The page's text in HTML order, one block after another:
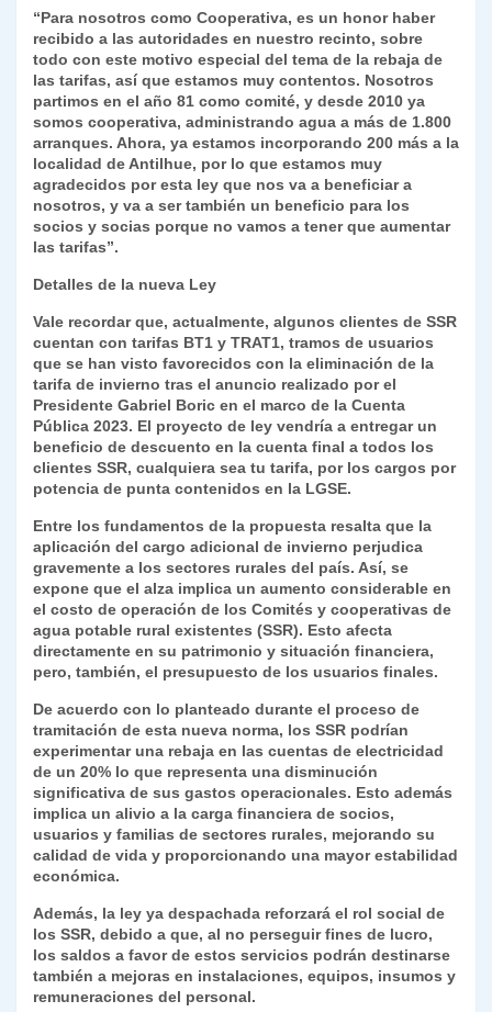
“Para nosotros como Cooperativa, es un honor haber
recibido a las autoridades en nuestro recinto, sobre
todo con este motivo especial del tema de la rebaja de
las tarifas, así que estamos muy contentos. Nosotros
partimos en el año 81 como comité, y desde 2010 ya
somos cooperativa, administrando agua a más de 1.800
arranques. Ahora, ya estamos incorporando 200 más a la
localidad de Antilhue, por lo que estamos muy
agradecidos por esta ley que nos va a beneficiar a
nosotros, y va a ser también un beneficio para los
socios y socias porque no vamos a tener que aumentar
las tarifas”.
Detalles de la nueva Ley
Vale recordar que, actualmente, algunos clientes de SSR
cuentan con tarifas BT1 y TRAT1, tramos de usuarios
que se han visto favorecidos con la eliminación de la
tarifa de invierno tras el anuncio realizado por el
Presidente Gabriel Boric en el marco de la Cuenta
Pública 2023. El proyecto de ley vendría a entregar un
beneficio de descuento en la cuenta final a todos los
clientes SSR, cualquiera sea tu tarifa, por los cargos por
potencia de punta contenidos en la LGSE.
Entre los fundamentos de la propuesta resalta que la
aplicación del cargo adicional de invierno perjudica
gravemente a los sectores rurales del país. Así, se
expone que el alza implica un aumento considerable en
el costo de operación de los Comités y cooperativas de
agua potable rural existentes (SSR). Esto afecta
directamente en su patrimonio y situación financiera,
pero, también, el presupuesto de los usuarios finales.
De acuerdo con lo planteado durante el proceso de
tramitación de esta nueva norma, los SSR podrían
experimentar una rebaja en las cuentas de electricidad
de un 20% lo que representa una disminución
significativa de sus gastos operacionales. Esto además
implica un alivio a la carga financiera de socios,
usuarios y familias de sectores rurales, mejorando su
calidad de vida y proporcionando una mayor estabilidad
económica.
Además, la ley ya despachada reforzará el rol social de
los SSR, debido a que, al no perseguir fines de lucro,
los saldos a favor de estos servicios podrán destinarse
también a mejoras en instalaciones, equipos, insumos y
remuneraciones del personal.